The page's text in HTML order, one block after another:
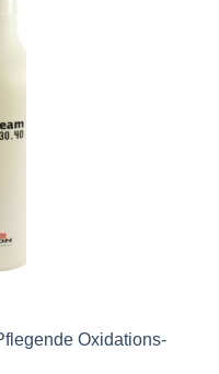
Oxidations-